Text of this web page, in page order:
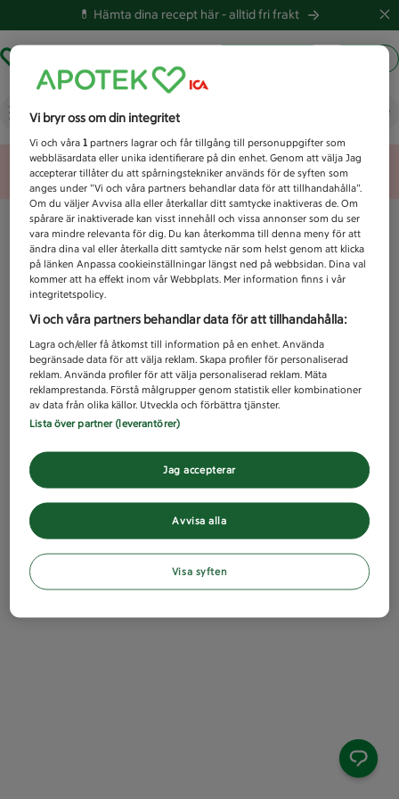
💊 Hämta dina recept här -alltid fri frakt
Vad letar du efter idag?
Unknown error
Vi bryr oss om din integritet
Vi och våra1 partners lagrar och får tillgång till personuppgifter som
webbläsardata eller unika identifierare på din enhet. Genom att välja Jag
accepterar tillåter du att spårningstekniker används för de syften som
anges under ”Vi och våra partners behandlar data för att tillhandahålla”.
Om du väljer Avvisa alla eller återkallar ditt samtycke inaktiveras de. Om
spårare är inaktiverade kan visst innehåll och vissa annonser som du ser
vara mindre relevanta för dig. Du kan återkomma till denna meny för att
ändra dina val eller återkalla ditt samtycke när som helst genom att klicka
på länken Anpassa cookieinställningar längst ned på webbsidan. Dina val
kommer att ha effekt inom vår Webbplats. Mer information finns i vår
integritetspolicy.
Vi och våra partners behandlar data för att tillhandahålla:
Lagra och/eller få åtkomst till information på en enhet. Använda
begränsade data för att välja reklam. Skapa profiler för personaliserad
reklam. Använda profiler för att välja personaliserad reklam. Mäta
reklamprestanda. Förstå målgrupper genom statistik eller kombinationer
av data från olika källor. Utveckla och förbättra tjänster.
Lista över partner (leverantörer)
Avvisa alla
Jag accepterar
Visa syften